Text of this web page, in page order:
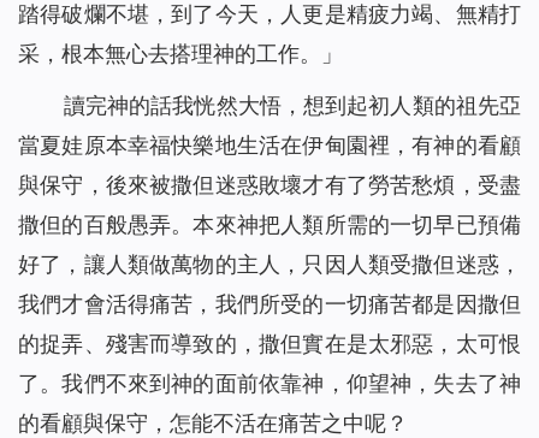
踏得破爛不堪，到了今天，人更是精疲力竭、無精打
采，根本無心去搭理神的工作。
」
讀完神的話我恍然大悟，想到起初人類的祖先亞
當夏娃原本幸福快樂地生活在伊甸園裡，有神的看顧
與保守，後來被撒但迷惑敗壞才有了勞苦愁煩，受盡
撒但的百般愚弄。本來神把人類所需的一切早已預備
好了，讓人類做萬物的主人，只因人類受撒但迷惑，
我們才會活得痛苦，我們所受的一切痛苦都是因撒但
的捉弄、殘害而導致的，撒但實在是太邪惡，太可恨
了。我們不來到神的面前依靠神，仰望神，失去了神
的看顧與保守，怎能不活在痛苦之中呢？